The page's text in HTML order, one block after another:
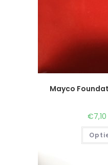
Mayco
€7,10